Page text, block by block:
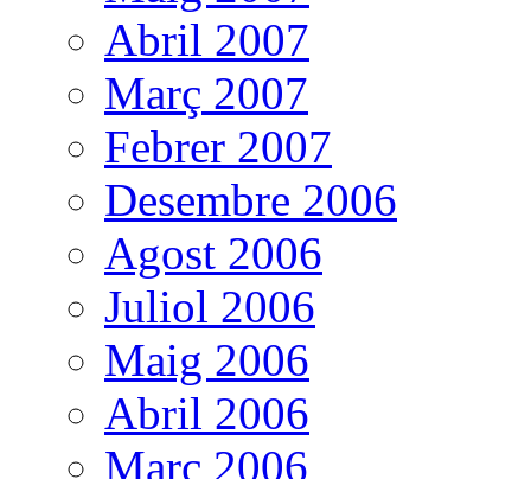
Abril 2007
Març 2007
Febrer 2007
Desembre 2006
Agost 2006
Juliol 2006
Maig 2006
Abril 2006
Març 2006